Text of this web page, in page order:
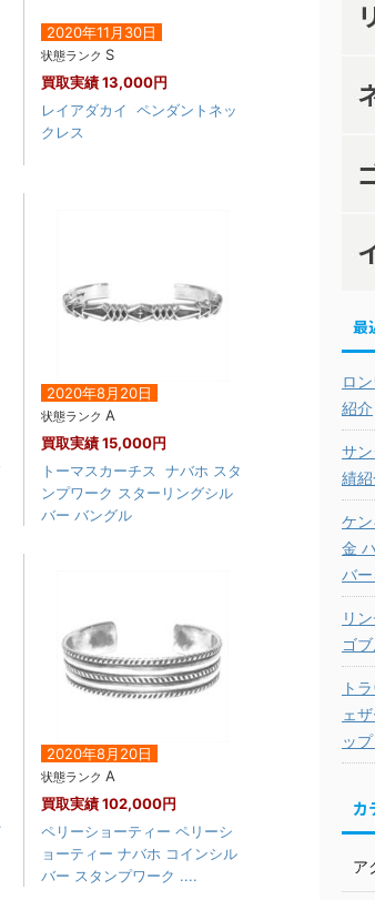
2020年11月30日
状態ランク S
買取実績13,000円
レイアダカイ ペンダントネッ
クレス
2020年8月20日
状態ランク A
買取実績15,000円
トーマスカーチス ナバホ スタ
ンプワーク スターリングシル
バー バングル
2020年8月20日
状態ランク A
買取実績102,000円
ペリーショーティー ペリーシ
ョーティー ナバホ コインシル
バー スタンプワーク ....
最
ロ
紹介
サ
績
ケ
金
バ
リ
ゴ
ト
ェ
ッ
カ
ア